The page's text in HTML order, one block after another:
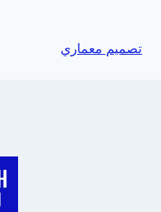
تصميم معماري